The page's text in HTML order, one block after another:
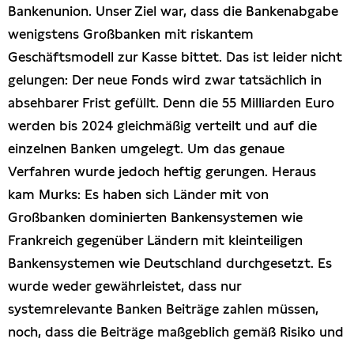
Bankenunion. Unser Ziel war, dass die Bankenabgabe
wenigstens Großbanken mit riskantem
Geschäftsmodell zur Kasse bittet. Das ist leider nicht
gelungen: Der neue Fonds wird zwar tatsächlich in
absehbarer Frist gefüllt. Denn die 55 Milliarden Euro
werden bis 2024 gleichmäßig verteilt und auf die
einzelnen Banken umgelegt. Um das genaue
Verfahren wurde jedoch heftig gerungen. Heraus
kam Murks: Es haben sich Länder mit von
Großbanken dominierten Bankensystemen wie
Frankreich gegenüber Ländern mit kleinteiligen
Bankensystemen wie Deutschland durchgesetzt. Es
wurde weder gewährleistet, dass nur
systemrelevante Banken Beiträge zahlen müssen,
noch, dass die Beiträge maßgeblich gemäß Risiko und